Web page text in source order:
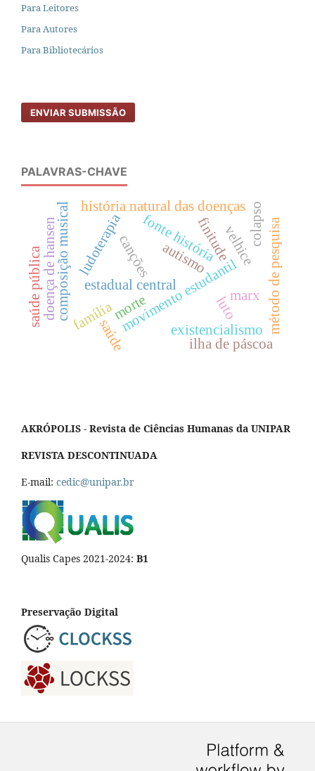
Para Leitores
Para Autores
Para Bibliotecários
ENVIAR SUBMISSÃO
PALAVRAS-CHAVE
estadual central
movimento estudantil
luto
autismo
família
composição musical cançõesfonte história
doença de hansen
saúde
saúde pública
história natural das doenças
velhice
marx método de pesquisa
ludoterapia
existencialismo
finitude
morte
colapso
ilha de páscoa
AKRÓPOLIS - Revista de Ciências Humanas da UNIPAR
REVISTA DESCONTINUADA
E-mail: cedic@unipar.br
Qualis Capes 2021-2024: B1
Preservação Digital